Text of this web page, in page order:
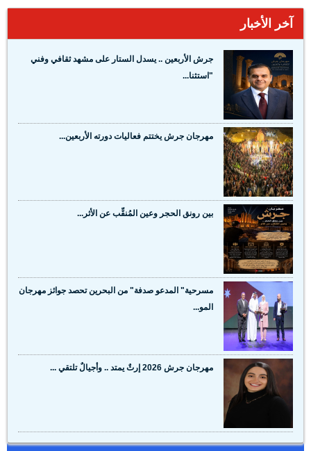
آخر الأخبار
جرش الأربعين .. يسدل الستار على مشهد ثقافي وفني
"استثنا...
مهرجان جرش يختتم فعاليات دورته الأربعين...
بين رونق الحجر وعين المُنقِّب عن الأثر...
مسرحية" المدعو صدفة" من البحرين تحصد جوائز مهرجان
المو...
مهرجان جرش 2026 إرثٌ يمتد .. وأجيالٌ تلتقي ...